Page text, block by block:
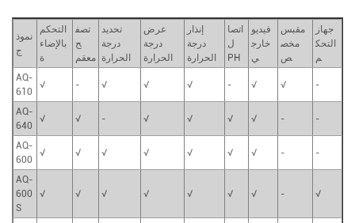
نموذ
ج
التحكم
بالإضاء
ة
تصف
ح
معقم
تحديد
درجة
الحرارة
عرض
درجة
الحرارة
إنذار
درجة
الحرارة
اتصا
ل
PH
فيديو
خارج
ي
مقبس
مخص
ص
جهاز
التحك
م
AQ-
610
√ - √ √ √ - √ √ -
AQ-
640
√ √ - √ √ √ √ - -
AQ-
600
√ √ √ √ √ √ √ - -
AQ-
600
S
√ √ √ √ √ √ √ - √